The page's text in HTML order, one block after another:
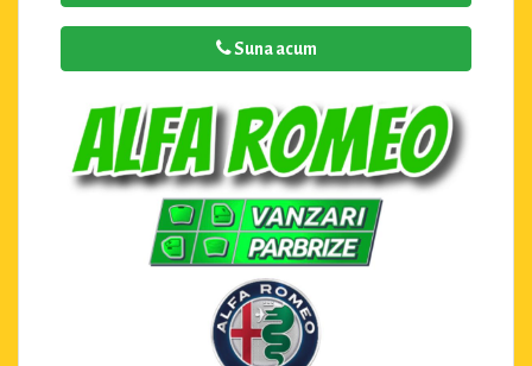
Suna acum